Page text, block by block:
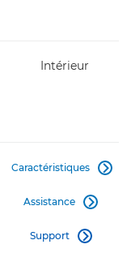
Intérieur
Caractéristiques 
Assistance 
Support 